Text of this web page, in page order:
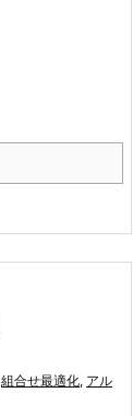
組合せ最適化, アル